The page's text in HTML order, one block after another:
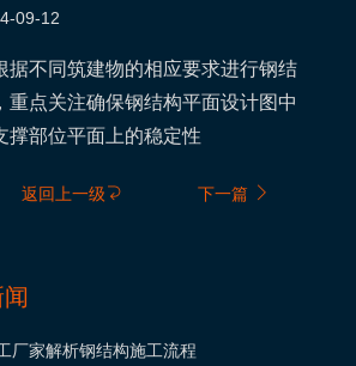
09-12
据不同筑建物的相应要求进行钢结
重点关注确保钢结构平面设计图中
撑部位平面上的稳定性
返回上一级 下一篇
厂家解析钢结构施工流程